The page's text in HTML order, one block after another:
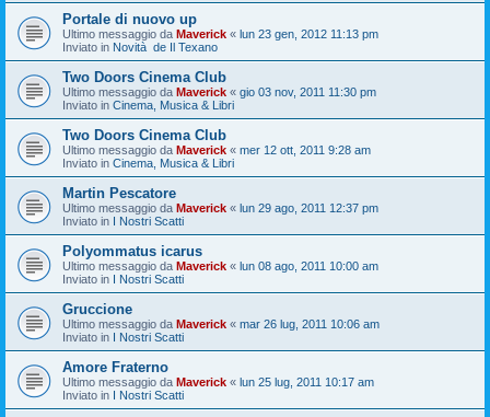
Portale di nuovo up
Ultimo messaggio da Maverick « lun 23 gen, 2012 11:13 pm
Inviato in Novità de Il Texano
Two Doors Cinema Club
Ultimo messaggio da Maverick « gio 03 nov, 2011 11:30 pm
Inviato in Cinema, Musica & Libri
Two Doors Cinema Club
Ultimo messaggio da Maverick « mer 12 ott, 2011 9:28 am
Inviato in Cinema, Musica & Libri
Martin Pescatore
Ultimo messaggio da Maverick « lun 29 ago, 2011 12:37 pm
Inviato in I Nostri Scatti
Polyommatus icarus
Ultimo messaggio da Maverick « lun 08 ago, 2011 10:00 am
Inviato in I Nostri Scatti
Gruccione
Ultimo messaggio da Maverick « mar 26 lug, 2011 10:06 am
Inviato in I Nostri Scatti
Amore Fraterno
Ultimo messaggio da Maverick « lun 25 lug, 2011 10:17 am
Inviato in I Nostri Scatti